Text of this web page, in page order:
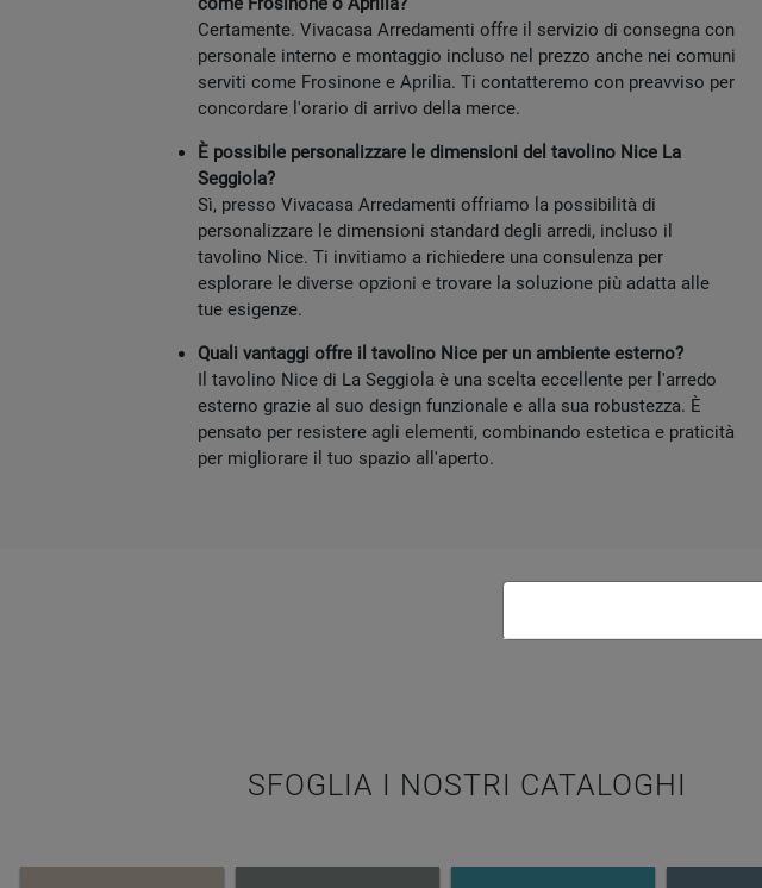
Certamente. Vivacasa Arredamenti offre il servizio di consegna con
personale interno e montaggio incluso nel prezzo anche nei comuni
serviti come Frosinone e Aprilia. Ti contatteremo con preavviso per
concordare l'orario di arrivo della merce.
È possibile personalizzare le dimensioni del tavolino Nice La
Seggiola?
Sì, presso Vivacasa Arredamenti offriamo la possibilità di
personalizzare le dimensioni standard degli arredi, incluso il
tavolino Nice. Ti invitiamo a richiedere una consulenza per
esplorare le diverse opzioni e trovare la soluzione più adatta alle
tue esigenze.
Quali vantaggi offre il tavolino Nice per un ambiente esterno?
Il tavolino Nice di La Seggiola è una scelta eccellente per l'arredo
esterno grazie al suo design funzionale e alla sua robustezza. È
pensato per resistere agli elementi, combinando estetica e praticità
per migliorare il tuo spazio all'aperto.
SFOGLIA I NOSTRI CATALOGHI